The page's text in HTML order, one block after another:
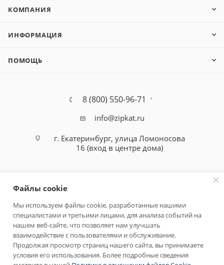
КОМПАНИЯ
ИНФОРМАЦИЯ
ПОМОЩЬ
8 (800) 550-96-71
info@zipkat.ru
г. Екатеринбург, улица Ломоносова
16 (вход в центре дома)
Политика конфиденциальности
Файлы cookie
Мы используем файлы cookie, разработанные нашими
специалистами и третьими лицами, для анализа событий на
нашем веб-сайте, что позволяет нам улучшать
взаимодействие с пользователями и обслуживание.
Продолжая просмотр страниц нашего сайта, вы принимаете
условия его использования. Более подробные сведения